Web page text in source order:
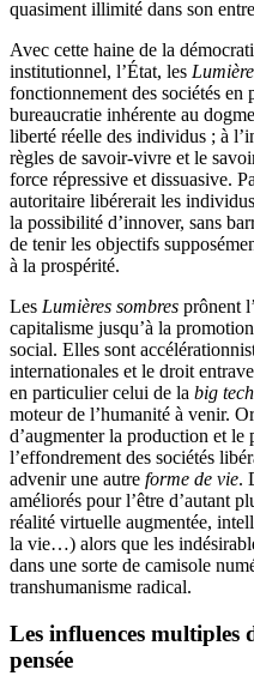
quasiment illimité dans son
Avec cette haine de la
institutionnel, l’État, les
fonctionnement des sociétés
bureaucratie inhérente au
liberté réelle des individus ; à
règles de savoir-vivre et le
force répressive et dissuasive.
autoritaire libérerait les
la possibilité d’innover, sans
de tenir les objectifs
à la prospérité.
Les Lumières sombres prônent
capitalisme jusqu’à la
social. Elles sont
internationales et le droit
en particulier celui de la big tech
moteur de l’humanité à venir.
d’augmenter la production et
l’effondrement des sociétés
advenir une autre forme de vie.
améliorés pour l’être d’autant
réalité virtuelle augmentée,
la vie…) alors que les
dans une sorte de camisole
transhumanisme radical.
Les influences multiples
pensée